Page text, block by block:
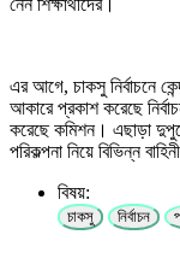
এর আগে, চাকসু নির্বাচনে
আকারে প্রকাশ করেছে
করেছে কমিশন। এছাড়া
পরিকল্পনা নিয়ে বিভিন্ন
বিষয়:
চাকসু নির্বাচন